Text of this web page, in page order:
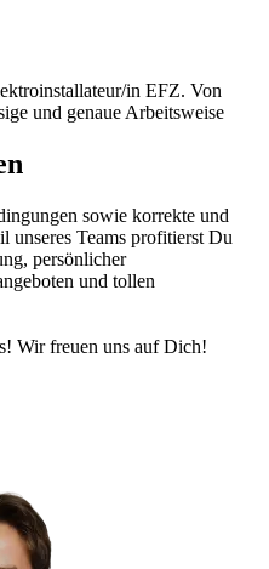
in EFZ. Von
und genaue Arbeitsweise
sowie korrekte und
unseres Teams profitierst Du
persönlicher
und tollen
Wir freuen uns auf Dich!